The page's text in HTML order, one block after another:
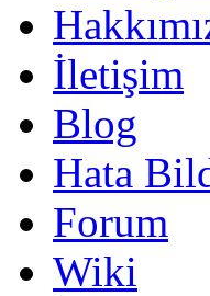
İletişim
Blog
Hata
Forum
Wiki